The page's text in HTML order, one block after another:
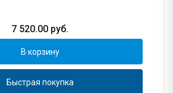
7 520.00 руб.
В корзину
Быстрая покупка